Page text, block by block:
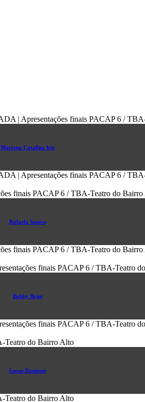
Mariana Catalina Iris
Rafaela Santos
Bobby Brim
Lucas Damiani